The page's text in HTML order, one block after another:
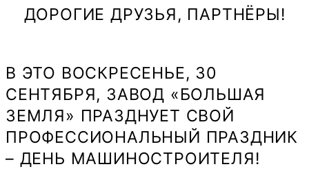
ДОРОГИЕ ДРУЗЬЯ, ПАРТНЁРЫ!
В ЭТО ВОСКРЕСЕНЬЕ, 30
СЕНТЯБРЯ, ЗАВОД «БОЛЬШАЯ
ЗЕМЛЯ» ПРАЗДНУЕТ СВОЙ
ПРОФЕССИОНАЛЬНЫЙ ПРАЗДНИК
– ДЕНЬ МАШИНОСТРОИТЕЛЯ!